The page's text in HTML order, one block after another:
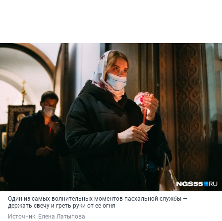
Один из самых волнительных моментов пасхальной службы —
держать свечу и греть руки от ее огня
Источник: Елена Латыпова